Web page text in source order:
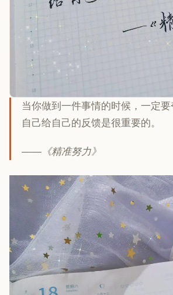
当你做到一件事情的时候，一定要
自己给自己的反馈是很重要的。
——《精准努力》